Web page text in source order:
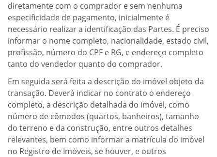
diretamente com o comprador e sem nenhuma
especificidade de pagamento, inicialmente é
necessário realizar a identificação das Partes. É preciso
informar o nome completo, nacionalidade, estado civil,
profissão, número do CPF e RG, e endereço completo
tanto do vendedor quanto do comprador.
Em seguida será feita a descrição do imóvel objeto da
transação. Deverá indicar no contrato o endereço
completo, a descrição detalhada do imóvel, como
número de cômodos (quartos, banheiros), tamanho
do terreno e da construção, entre outros detalhes
relevantes, bem como informar a matrícula do imóvel
no Registro de Imóveis, se houver, e outros